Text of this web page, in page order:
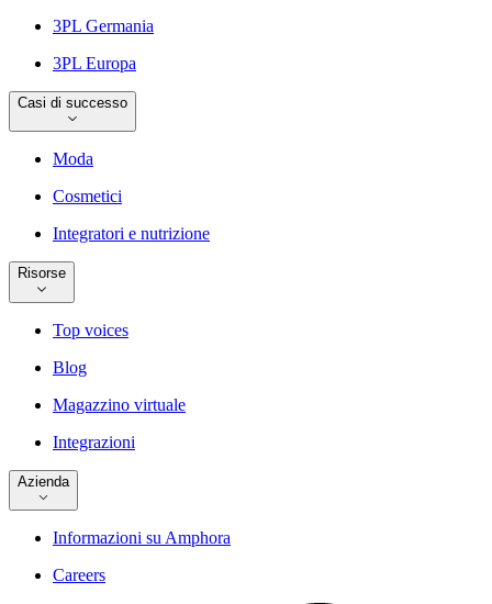
3PL Germania
3PL Europa
Casi di successo
Moda
Cosmetici
Integratori e nutrizione
Risorse
Top voices
Blog
Magazzino virtuale
Integrazioni
Azienda
Informazioni su Amphora
Careers